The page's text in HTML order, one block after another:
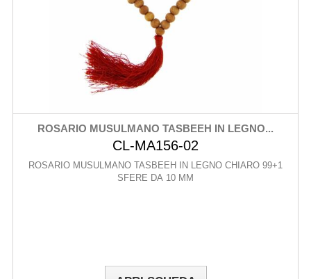
ROSARIO MUSULMANO TASBEEH IN LEGNO...
CL-MA156-02
ROSARIO MUSULMANO TASBEEH IN LEGNO CHIARO 99+1
SFERE DA 10 MM